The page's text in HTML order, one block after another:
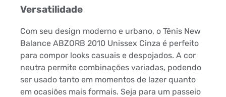
Versatilidade
Com seu design moderno e urbano, o Tênis New
Balance ABZORB 2010 Unissex Cinza é perfeito
para compor looks casuais e despojados. A cor
neutra permite combinações variadas, podendo
ser usado tanto em momentos de lazer quanto
em ocasiões mais formais. Seja para um passeio